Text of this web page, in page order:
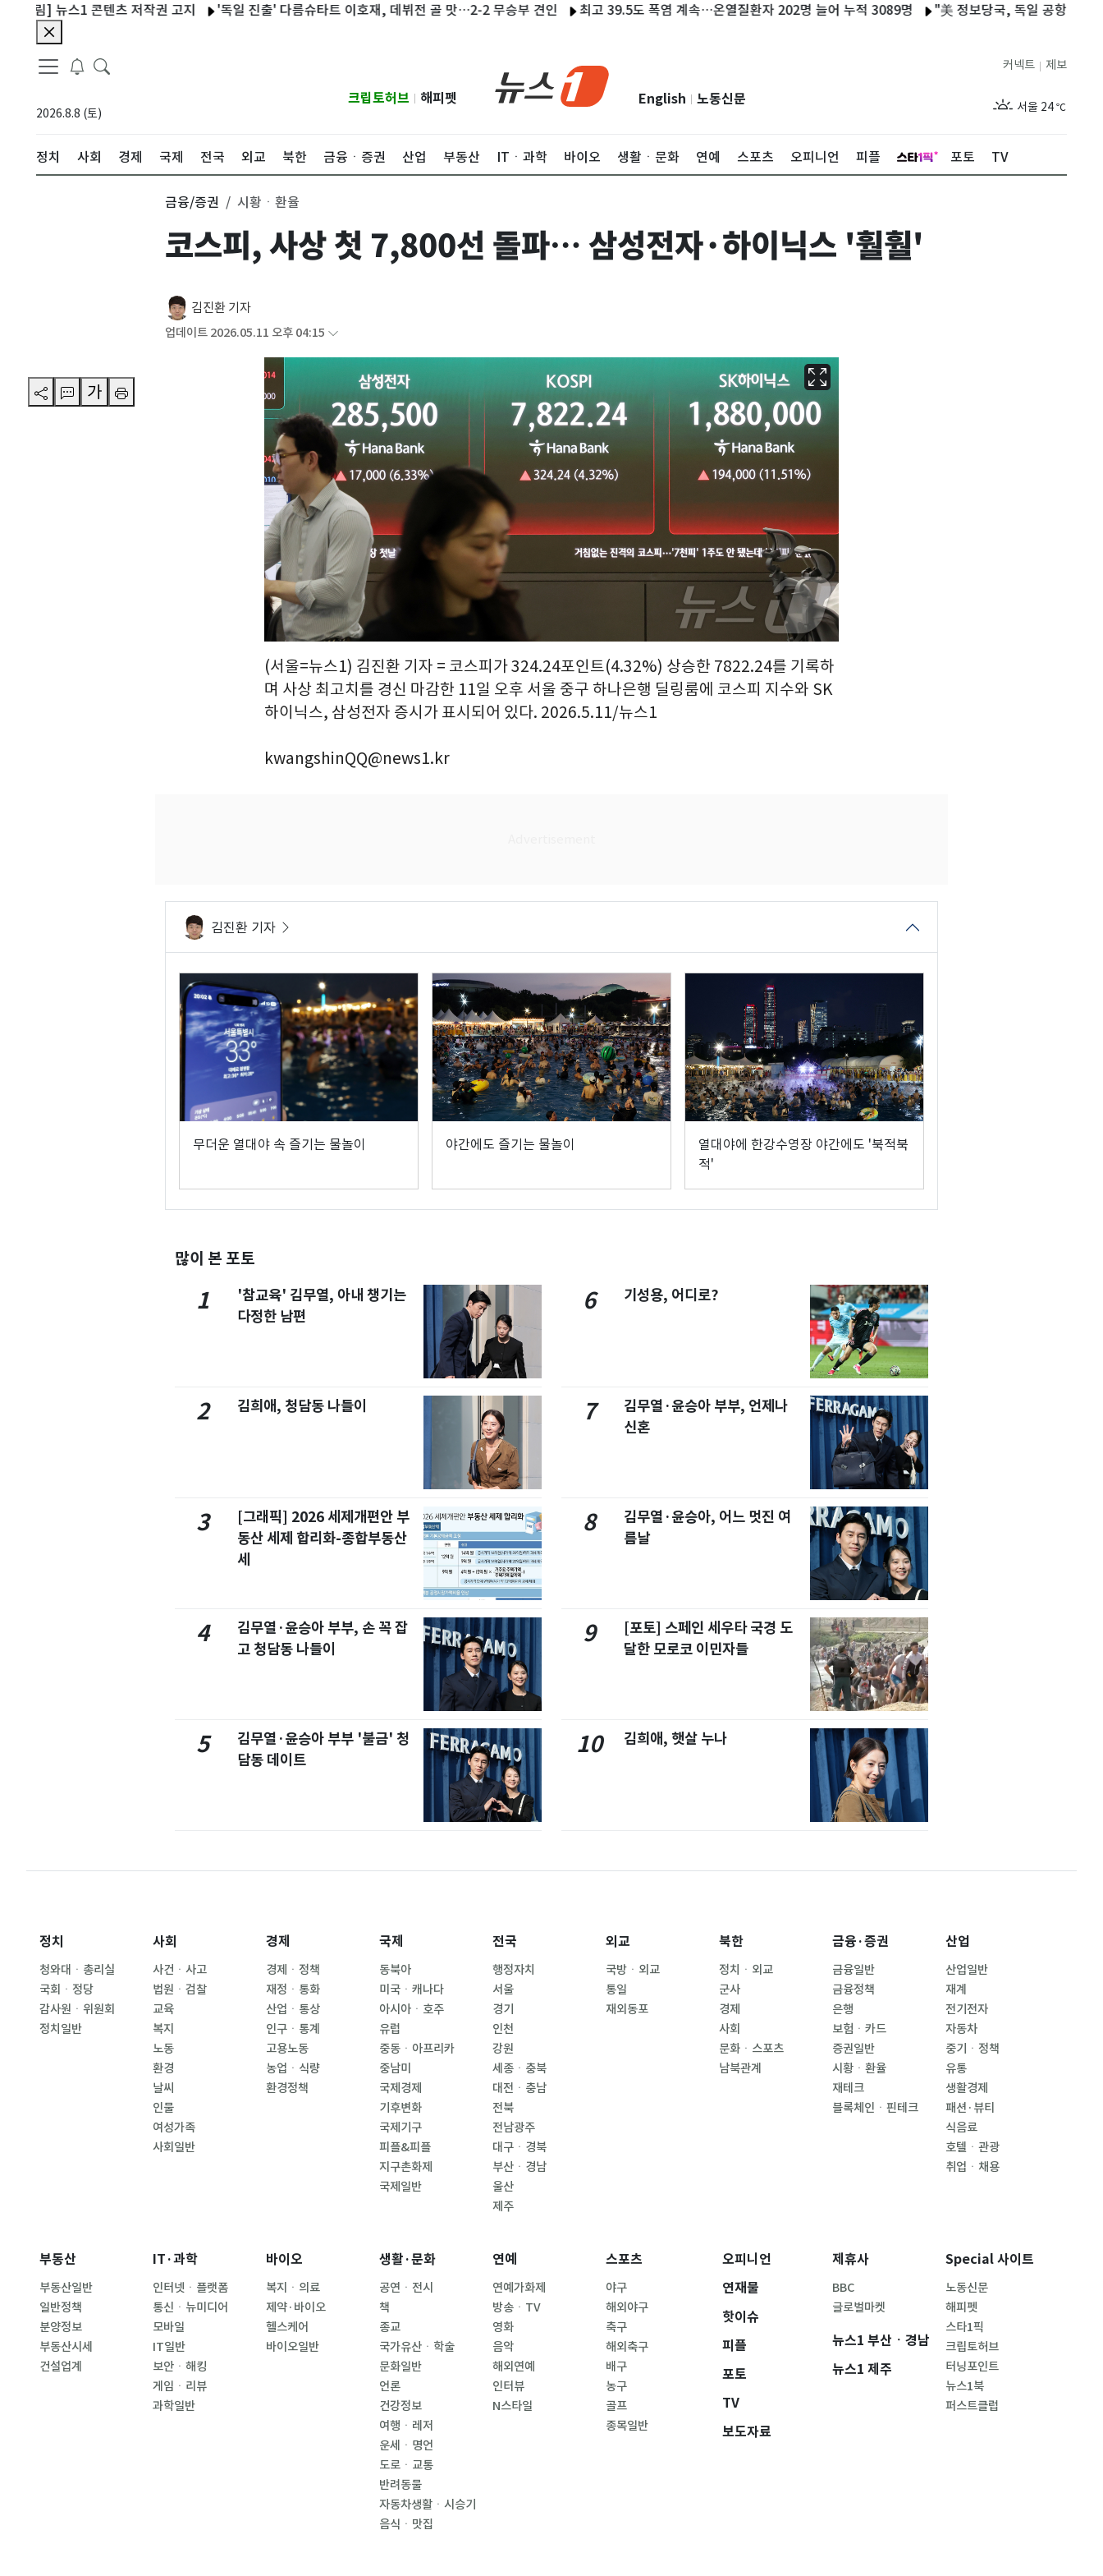
] 뉴스1 콘텐츠 저작권 고지 '독일 진출' 다름슈타트 이호재, 데뷔전 골 맛…2-2 무승부 견인 최고 39.5도 폭염 계속…온열질환자 202명 늘어 누적 3089명 "美 정보당국, 독일 공항 폭발물 탑
2026.8.8 (토)
크립토허브 해피펫 English 노동신문
제보
커넥트
서울 24 ℃
정치 사회 경제 국제 전국 외교 북한 금융ㆍ증권 산업 부동산 ITㆍ과학 바이오 생활ㆍ문화 연예 스포츠 오피니언 피플 포토 TV
가
금융/증권 시황ㆍ환율
코스피, 사상 첫 7,800선 돌파… 삼성전자·하이닉스 '훨훨'
김진환 기자
업데이트 2026.05.11 오후 04:15
(서울=뉴스1) 김진환 기자 = 코스피가 324.24포인트(4.32%) 상승한 7822.24를 기록하
며 사상 최고치를 경신 마감한 11일 오후 서울 중구 하나은행 딜링룸에 코스피 지수와 SK
하이닉스, 삼성전자 증시가 표시되어 있다. 2026.5.11/뉴스1
kwangshinQQ@news1.kr
김진환 기자
무더운 열대야 속 즐기는 물놀이 야간에도 즐기는 물놀이
열대야에 한강수영장 야간에도 '북적북
적'
많이 본 포토
1
'참교육' 김무열, 아내 챙기는
다정한 남편
2 김희애, 청담동 나들이
3
[그래픽] 2026 세제개편안 부
동산 세제 합리화-종합부동산
세
4
김무열·윤승아 부부, 손 꼭 잡
고 청담동 나들이
5
김무열·윤승아 부부 '불금' 청
담동 데이트
6 기성용, 어디로?
7
김무열·윤승아 부부, 언제나
신혼
8
김무열·윤승아, 어느 멋진 여
름날
9
[포토] 스페인 세우타 국경 도
달한 모로코 이민자들
10 김희애, 햇살 누나
정치
청와대ㆍ총리실
국회ㆍ정당
감사원ㆍ위원회
정치일반
사회
사건ㆍ사고
법원ㆍ검찰
교육
복지
노동
환경
날씨
인물
여성가족
사회일반
경제
경제ㆍ정책
재정ㆍ통화
산업ㆍ통상
인구ㆍ통계
고용노동
농업ㆍ식량
환경정책
국제
동북아
미국ㆍ캐나다
아시아ㆍ호주
유럽
중동ㆍ아프리카
중남미
국제경제
기후변화
국제기구
피플&피플
지구촌화제
국제일반
전국
행정자치
서울
경기
인천
강원
세종ㆍ충북
대전ㆍ충남
전북
전남광주
대구ㆍ경북
부산ㆍ경남
울산
제주
외교
국방ㆍ외교
통일
재외동포
북한
정치ㆍ외교
군사
경제
사회
문화ㆍ스포츠
남북관계
금융·증권
금융일반
금융정책
은행
보험ㆍ카드
증권일반
시황ㆍ환율
재테크
블록체인ㆍ핀테크
산업
산업일반
재계
전기전자
자동차
중기ㆍ정책
유통
생활경제
패션·뷰티
식음료
호텔ㆍ관광
취업ㆍ채용
부동산
부동산일반
일반정책
분양정보
부동산시세
건설업계
IT·과학
인터넷ㆍ플랫폼
통신ㆍ뉴미디어
모바일
IT일반
보안ㆍ해킹
게임ㆍ리뷰
과학일반
바이오
복지ㆍ의료
제약·바이오
헬스케어
바이오일반
생활·문화
공연ㆍ전시
책
종교
국가유산ㆍ학술
문화일반
언론
건강정보
여행ㆍ레저
운세ㆍ명언
도로ㆍ교통
반려동물
자동차생활ㆍ시승기
음식ㆍ맛집
연예
연예가화제
방송ㆍTV
영화
음악
해외연예
인터뷰
N스타일
스포츠
야구
해외야구
축구
해외축구
배구
농구
골프
종목일반
오피니언
연재물
핫이슈
피플
포토
TV
보도자료
제휴사
BBC
글로벌마켓
뉴스1 부산ㆍ경남
뉴스1 제주
Special 사이트
노동신문
해피펫
스타1픽
크립토허브
터닝포인트
뉴스1북
퍼스트클럽